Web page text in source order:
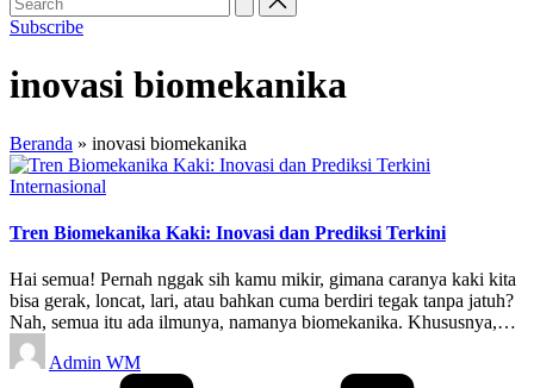
Subscribe
inovasi biomekanika
Beranda » inovasi biomekanika
Posted
Internasional
Tren Biomekanika Kaki: Inovasi dan Prediksi Terkini
Hai semua! Pernah nggak sih kamu mikir, gimana caranya kaki kita
bisa gerak, loncat, lari, atau bahkan cuma berdiri tegak tanpa jatuh?
Nah, semua itu ada ilmunya, namanya biomekanika. Khususnya,…
Posted
by
Admin WM